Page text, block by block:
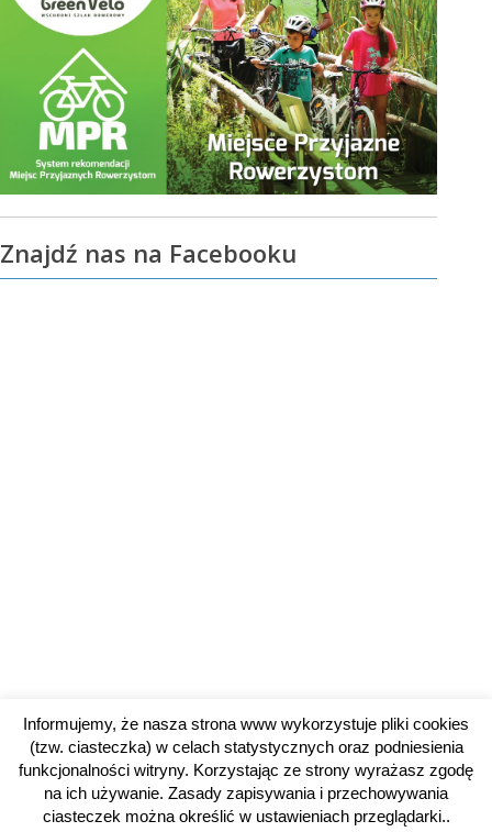
Znajdź nas na Facebooku
Informujemy, że nasza strona www wykorzystuje pliki cookies
(tzw. ciasteczka) w celach statystycznych oraz podniesienia
funkcjonalności witryny. Korzystając ze strony wyrażasz zgodę
na ich używanie. Zasady zapisywania i przechowywania
ciasteczek można określić w ustawieniach przeglądarki..